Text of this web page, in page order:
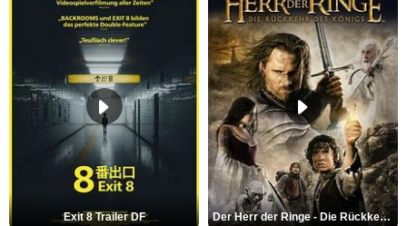
Exit 8 Trailer DF Der Herr der Ringe - Die Rückkehr des Königs Trailer OV